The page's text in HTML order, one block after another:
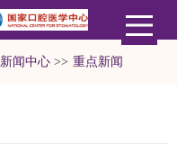
新闻中心 >> 重点新闻